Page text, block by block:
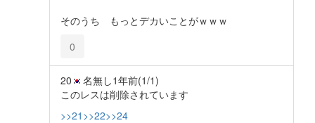
そのうち もっとデカいことがｗｗｗ
0
20 名無し1年前(1/1)
このレスは削除されています
>>21 >>22>>24